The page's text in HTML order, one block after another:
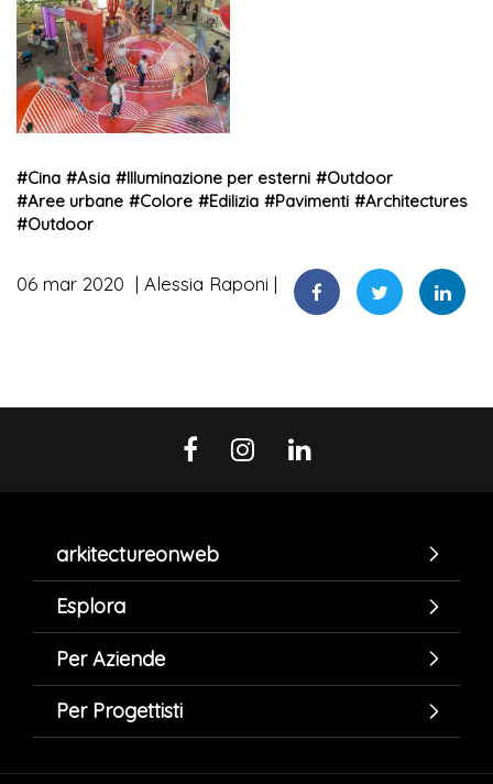
#Cina #Asia #Illuminazione per esterni #Outdoor
#Aree urbane #Colore #Edilizia #Pavimenti #Architectures
#Outdoor
06 mar 2020 Alessia Raponi
arkitectureonweb
Esplora
Per Aziende
Per Progettisti